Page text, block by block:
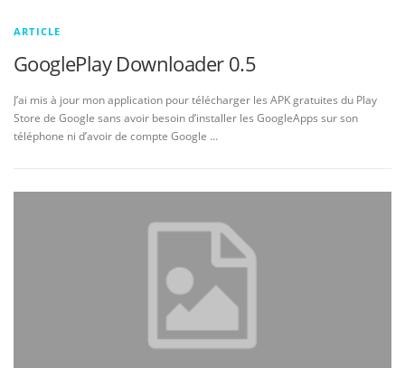
ARTICLE
GooglePlay Downloader 0.5
J’ai mis à jour mon application pour télécharger les APK gratuites du Play
Store de Google sans avoir besoin d’installer les GoogleApps sur son
téléphone ni d’avoir de compte Google …